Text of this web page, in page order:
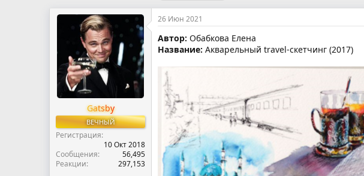
т
м
т
а
н
а
ч
а
л
г
и
Gatsby
ВЕЧНЫЙ
Регистрация
10 Окт 2018
Сообщения
56,495
Реакции
297,153
26 Июн 2021
Автор: Обабкова Елена
Название: Акварельный travel-скетчинг (2017)